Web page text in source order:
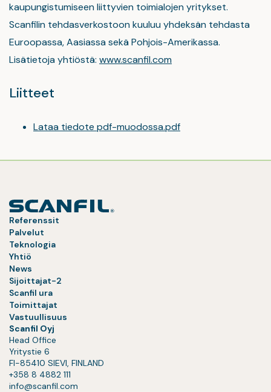
kaupungistumiseen liittyvien toimialojen yritykset.
Scanfilin tehdasverkostoon kuuluu yhdeksän tehdasta
Euroopassa, Aasiassa sekä Pohjois-Amerikassa.
Lisätietoja yhtiöstä: www.scanfil.com
Liitteet
Lataa tiedote pdf-muodossa.pdf
Referenssit
Palvelut
Teknologia
Yhtiö
News
Sijoittajat-2
Scanfil ura
Toimittajat
Vastuullisuus
Scanfil Oyj
Head Office
Yritystie 6
FI-85410 SIEVI, FINLAND
+358 8 4882 111
info@scanfil.com